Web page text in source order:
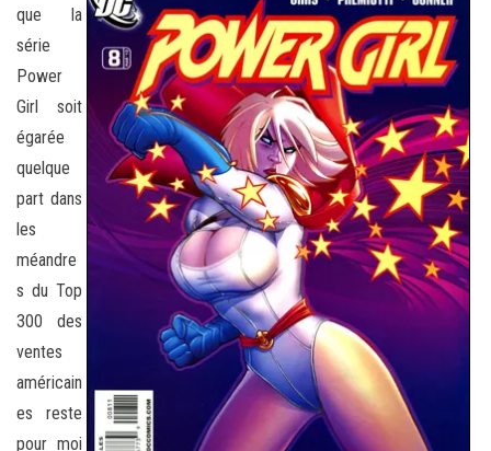
que la
série
Power
Girl soit
égarée
quelque
part dans
les
méandre
s du Top
300 des
ventes
américain
es reste
pour moi